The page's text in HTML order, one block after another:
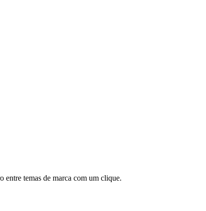
entre temas de marca com um clique.